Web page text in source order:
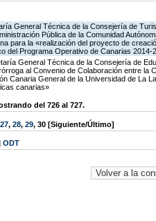
General Técnica de la Consejería de
Pública de la Comunidad
para la «realización del proyecto de
del Programa Operativo de Canarias 2014-
General Técnica de la Consejería de
al Convenio de Colaboración entre
Canaria General de la Universidad de La
canarias»
del 726 al 727.
27, 28, 29, 30 [Siguiente/Último]
ODT